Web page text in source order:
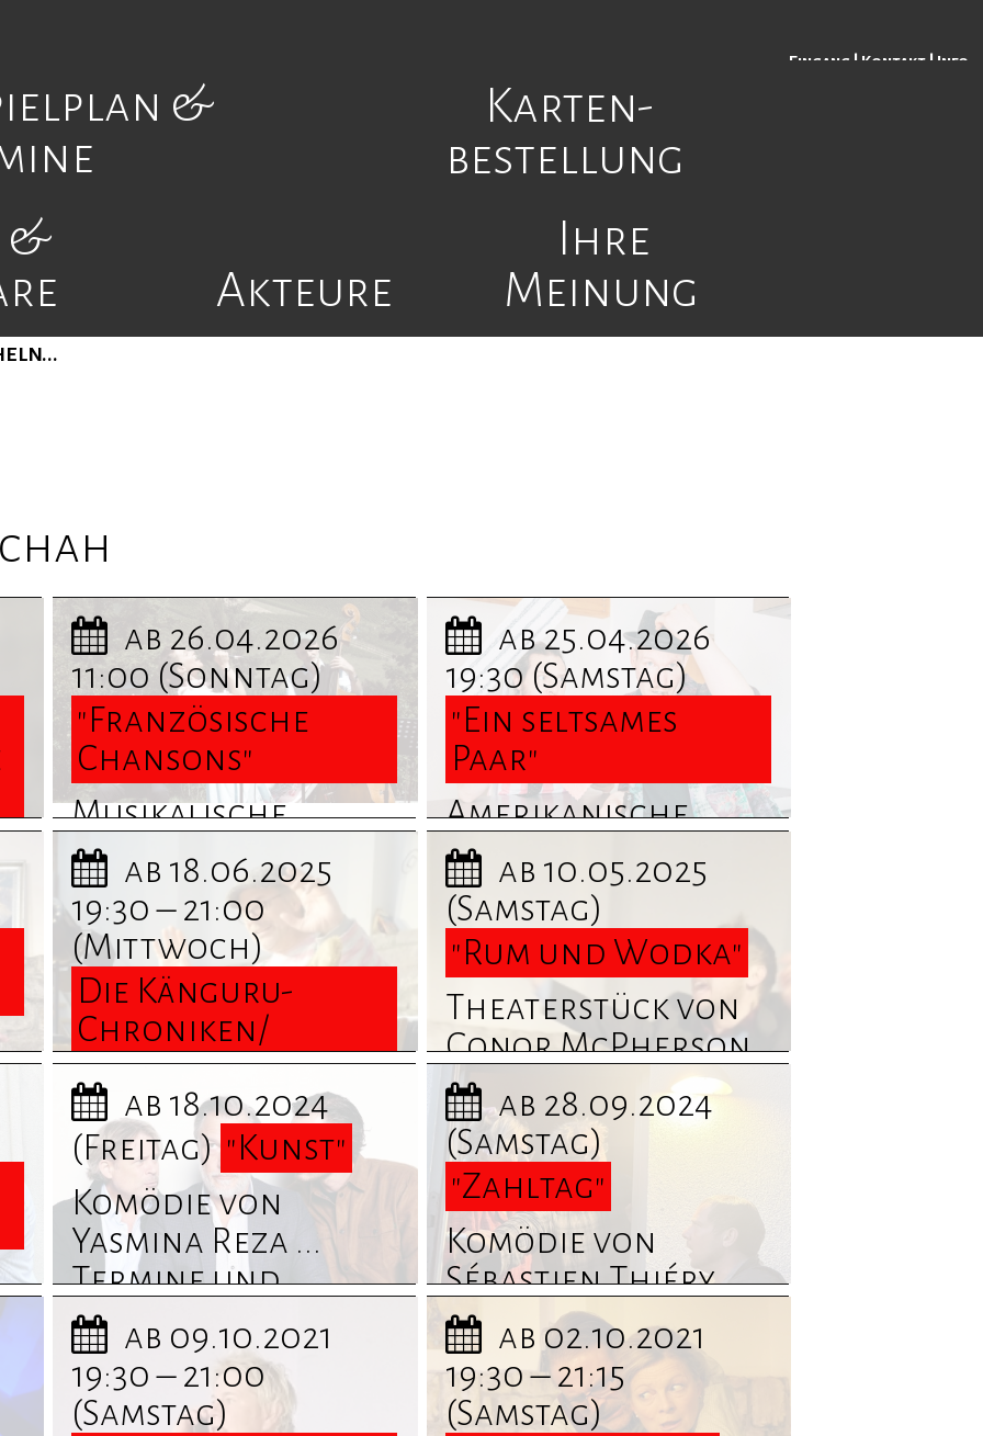
Eingang | Kontakt| Info
überspringen
&
Karten-
bestellung
&
Akteure
Ihre
Meinung
Unser Spielplan...
ab 26.04.2026
11:00 (Sonntag)
"Französische
Chansons"
Musikalische
Matinee mit La
Rosée ... Termine
und Informationen
finden Sie hier
ab 25.04.2026
19:30(Samstag)
"Ein seltsames
Paar"
Amerikanische
Erfolgskomödie
von Neil Simon ...
Termine und
Informationen
finden Sie hier
ab 18.06.2025
19:30 – 21:00
(Mittwoch)
Die Känguru-
Chroniken/
szenische Lesung
Die Känguru-
Chroniken ...
Termine und
Informationen
finden Sie hier
ab 10.05.2025
(Samstag)
"Rum und Wodka"
Theaterstück von
Conor McPherson
... Termine und
Informationen
finden Sie hier
ab 18.10.2024
(Freitag) "Kunst"
Komödie von
Yasmina Reza ...
Termine und
Informationen
finden Sie hier
ab 28.09.2024
(Samstag)
"Zahltag"
Komödie von
Sébastien Thiéry ...
Termine und
Informationen
finden Sie hier
ab 09.10.2021
19:30 – 21:00
(Samstag)
ab 02.10.2021
19:30 – 21:15
(Samstag)